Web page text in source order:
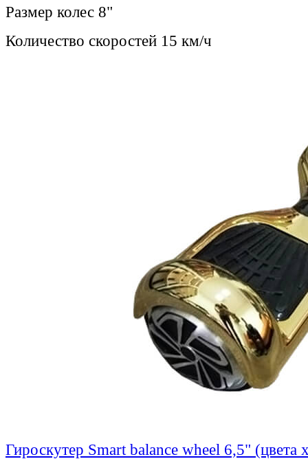
Размер колес 8"
Количество скоростей 15 км/ч
Гироскутер Smart balance wheel 6,5" (цвета